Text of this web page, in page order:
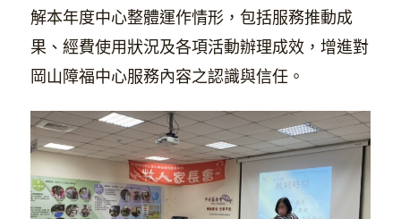
解本年度中心整體運作情形，包括服務推動成
果、經費使用狀況及各項活動辦理成效，增進對
岡山障福中心服務內容之認識與信任。